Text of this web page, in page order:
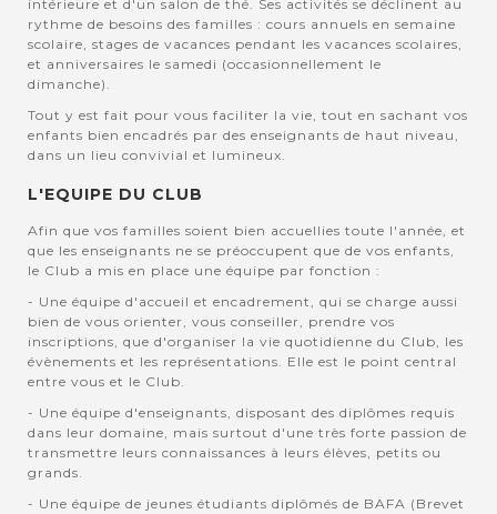
intérieure et d'un salon de thé. Ses activités se déclinent au
rythme de besoins des familles : cours annuels en semaine
scolaire, stages de vacances pendant les vacances scolaires,
et anniversaires le samedi (occasionnellement le
dimanche).
Tout y est fait pour vous faciliter la vie, tout en sachant vos
enfants bien encadrés par des enseignants de haut niveau,
dans un lieu convivial et lumineux.
L'EQUIPE DU CLUB
Afin que vos familles soient bien accuellies toute l'année, et
que les enseignants ne se préoccupent que de vos enfants,
le Club a mis en place une équipe par fonction :
- Une équipe d'accueil et encadrement, qui se charge aussi
bien de vous orienter, vous conseiller, prendre vos
inscriptions, que d'organiser la vie quotidienne du Club, les
évènements et les représentations. Elle est le point central
entre vous et le Club.
- Une équipe d'enseignants, disposant des diplômes requis
dans leur domaine, mais surtout d'une très forte passion de
transmettre leurs connaissances à leurs élèves, petits ou
grands.
- Une équipe de jeunes étudiants diplômés de BAFA (Brevet